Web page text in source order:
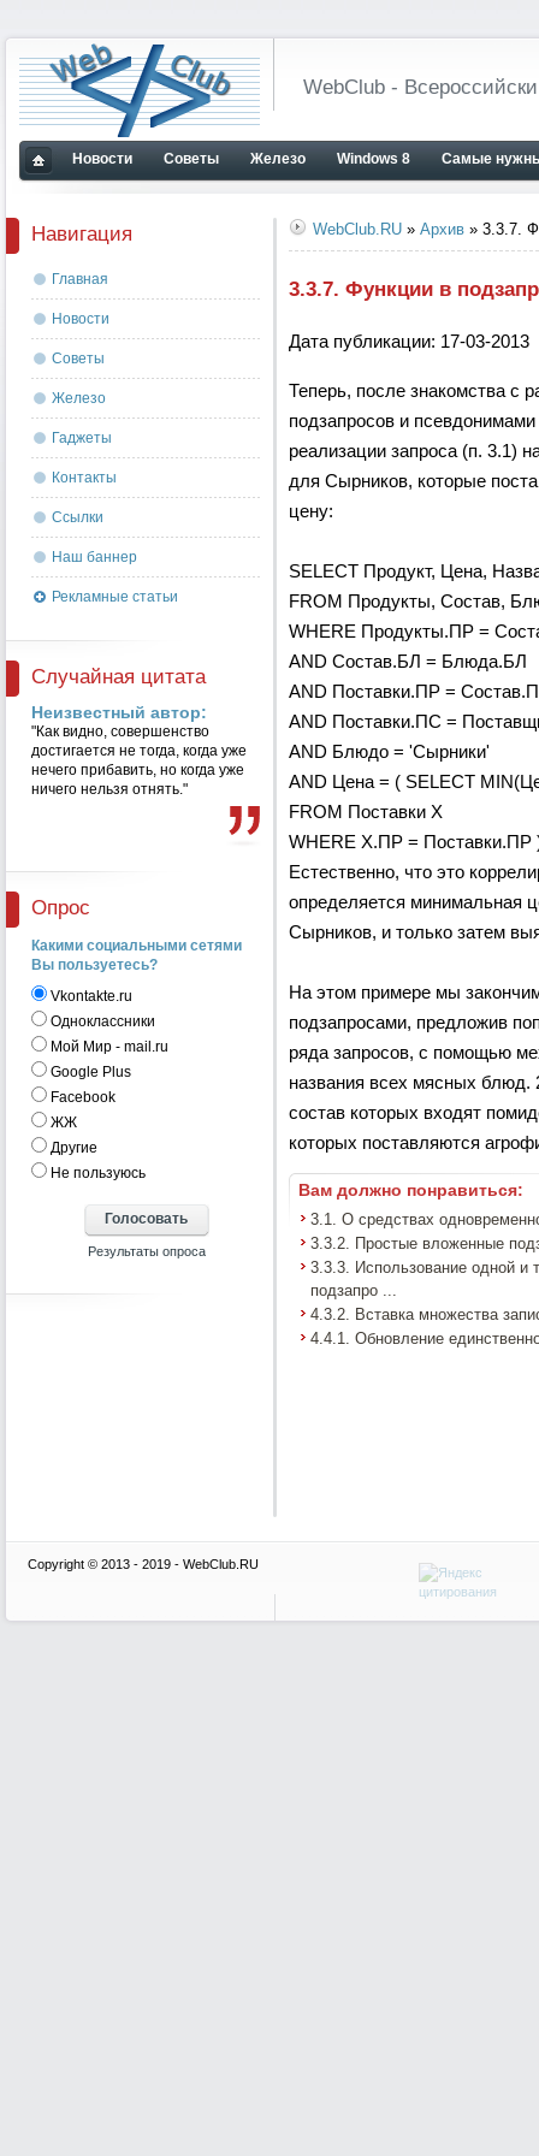
WebClub -
Новости Советы Железо Windows 8 Самые
WebClub.RU » Архив » 3.3.7.
3.3.7. Функции в
Дата публикации: 17-03-2013
Теперь, после знакомства с
подзапросов и псевдонимами
реализации запроса (п. 3.1)
для Сырников, которые
цену:
SELECT Продукт, Цена,
FROM Продукты, Состав,
WHERE Продукты.ПР =
AND Состав.БЛ = Блюда.БЛ
AND Поставки.ПР =
AND Поставки.ПС =
AND Блюдо = 'Сырники'
AND Цена = ( SELECT
FROM Поставки X
WHERE X.ПР = Поставки.ПР
Естественно, что это
определяется минимальная
Сырников, и только затем
На этом примере мы
подзапросами, предложив
ряда запросов, с помощью
названия всех мясных блюд.
состав которых входят
которых поставляются
Вам должно понравиться:
3.1. О средствах
3.3.2. Простые вложенные
3.3.3. Использование одной
подзапро ...
4.3.2. Вставка множества
4.4.1. Обновление
Навигация
Главная
Новости
Советы
Железо
Гаджеты
Контакты
Ссылки
Наш баннер
Рекламные статьи
Случайная цитата
Неизвестный автор:
"Как видно, совершенство
достигается не тогда, когда уже
нечего прибавить, но когда уже
ничего нельзя отнять."
Опрос
Какими социальными сетями
Вы пользуетесь?
Vkontakte.ru
Одноклассники
Мой Мир - mail.ru
Google Plus
Facebook
ЖЖ
Другие
Не пользуюсь
Copyright © 2013 - 2019 - WebClub.RU